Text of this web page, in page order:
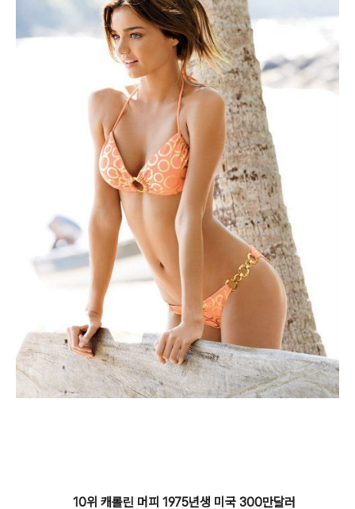
10위 캐롤린 머피 1975년생 미국 300만달러